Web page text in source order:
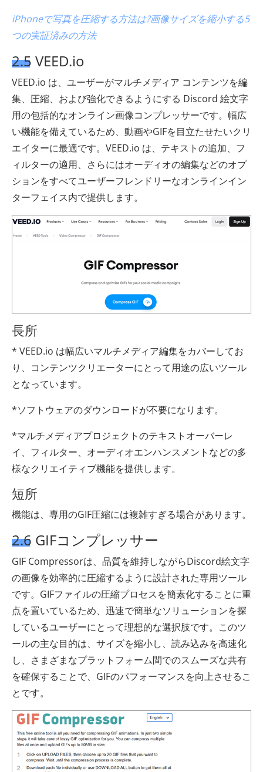
iPhoneで写真を圧縮する方法は?画像サイズを縮小する5
つの実証済みの方法
2.5 VEED.io
VEED.io は、ユーザーがマルチメディア コンテンツを編
集、圧縮、および強化できるようにする Discord 絵文字
用の包括的なオンライン画像コンプレッサーです。幅広
い機能を備えているため、動画やGIFを目立たせたいクリ
エイターに最適です。VEED.io は、テキストの追加、フ
ィルターの適用、さらにはオーディオの編集などのオプ
ションをすべてユーザーフレンドリーなオンラインイン
ターフェイス内で提供します。
長所
* VEED.io は幅広いマルチメディア編集をカバーしてお
り、コンテンツクリエーターにとって用途の広いツール
となっています。
*ソフトウェアのダウンロードが不要になります。
*マルチメディアプロジェクトのテキストオーバーレ
イ、フィルター、オーディオエンハンスメントなどの多
様なクリエイティブ機能を提供します。
短所
機能は、専用のGIF圧縮には複雑すぎる場合があります。
2.6 GIFコンプレッサー
GIF Compressorは、品質を維持しながらDiscord絵文字
の画像を効率的に圧縮するように設計された専用ツール
です。GIFファイルの圧縮プロセスを簡素化することに重
点を置いているため、迅速で簡単なソリューションを探
しているユーザーにとって理想的な選択肢です。このツ
ールの主な目的は、サイズを縮小し、読み込みを高速化
し、さまざまなプラットフォーム間でのスムーズな共有
を確保することで、GIFのパフォーマンスを向上させるこ
とです。